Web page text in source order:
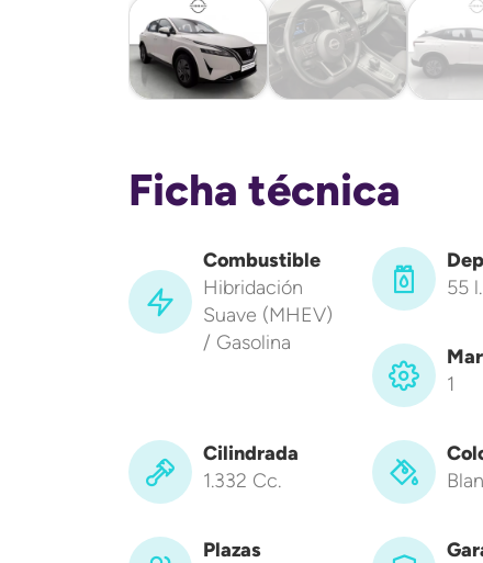
Ficha técnica
Combustible
Hibridación
Suave (MHEV)
/ Gasolina
55 l.
1
Cilindrada
1.332 Cc.
Plazas